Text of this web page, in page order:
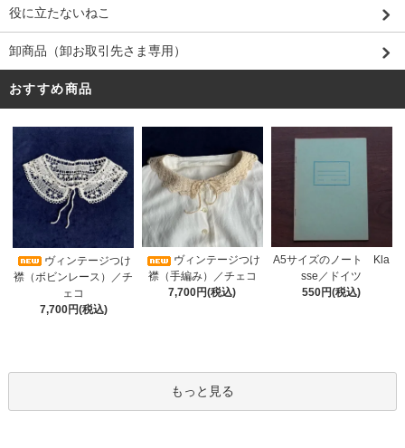
役に立たないねこ
卸商品（卸お取引先さま専用）
おすすめ商品
ヴィンテージつけ
襟（ボビンレース）／チ
ェコ
7,700円(税込)
ヴィンテージつけ
襟（手編み）／チェコ
7,700円(税込)
A5サイズのノート Kla
sse／ドイツ
550円(税込)
もっと見る